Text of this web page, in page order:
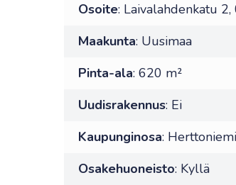
Osoite: Laivalahdenkatu
Maakunta: Uusimaa
Pinta-ala: 620 m²
Uudisrakennus: Ei
Kaupunginosa: Herttoniemi
Osakehuoneisto: Kyllä